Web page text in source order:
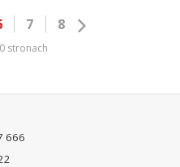
7 8
stronach
666